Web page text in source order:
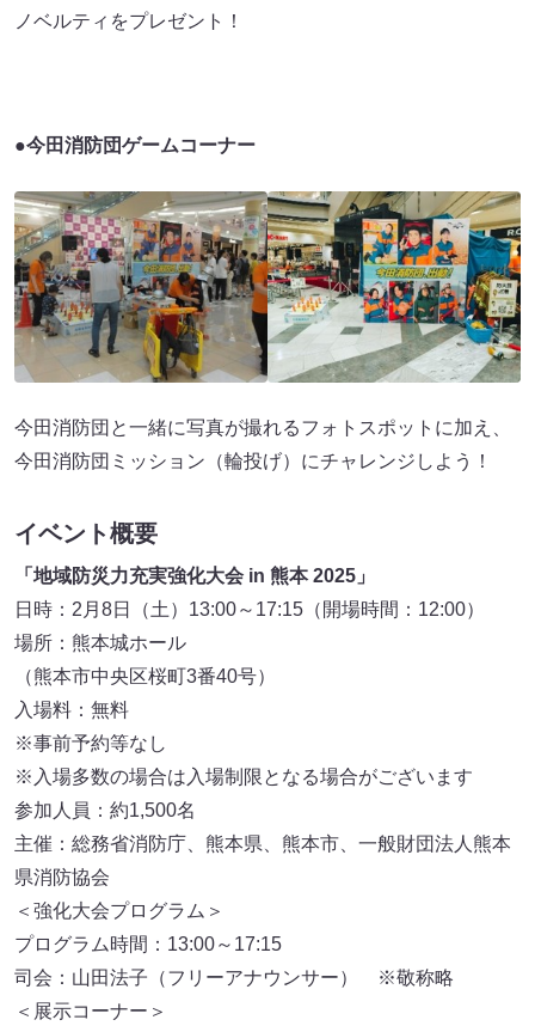
ノベルティをプレゼント！
●今田消防団ゲームコーナー
今田消防団と一緒に写真が撮れるフォトスポットに加え、
今田消防団ミッション（輪投げ）にチャレンジしよう！
イベント概要
「地域防災力充実強化大会 in 熊本 2025」
日時：2月8日（土）13:00～17:15（開場時間：12:00）
場所：熊本城ホール
（熊本市中央区桜町3番40号）
入場料：無料
※事前予約等なし
※入場多数の場合は入場制限となる場合がございます
参加人員：約1,500名
主催：総務省消防庁、熊本県、熊本市、一般財団法人熊本
県消防協会
＜強化大会プログラム＞
プログラム時間：13:00～17:15
司会：山田法子（フリーアナウンサー） ※敬称略
＜展示コーナー＞